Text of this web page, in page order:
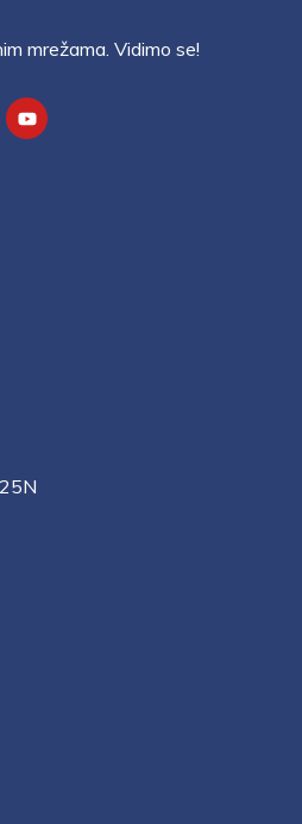
mrežama. Vidimo se!